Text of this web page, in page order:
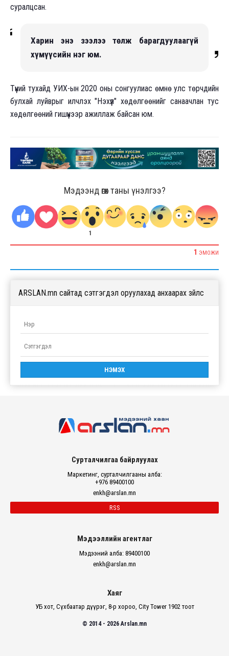
суралцсан.
Харин энэ зээлээ төлж барагдуулаагүй
хүмүүсийн нэг юм.
Түүний тухайд УИХ-ын 2020 оны сонгуулиас өмнө улс төрчдийн
булхай луйврыг илчлэх "Нэхүүл" хөдөлгөөнийг санаачлан тус
хөдөлгөөний гишүүнээр ажиллаж байсан юм.
Мэдээнд өгөх таны үнэлгээ?
1
1 ЭМОЖИ
ARSLAN.mn сайтад сэтгэгдэл оруулахад анхаарах зүйлс
Сурталчилгаа байрлуулах
Маркетинг, сурталчилгааны алба:
+976 89400100
enkh@arslan.mn
RSS
Мэдээллийн агентлаг
Мэдээний алба: 89400100
enkh@arslan.mn
Хаяг
УБ хот, Сүхбаатар дүүрэг, 8-р хороо, City Tower 1902 тоот
© 2014 - 2026 Arslan.mn